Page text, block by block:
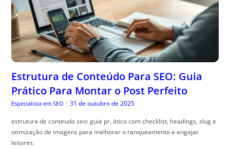
Estrutura de Conteúdo Para SEO: Guia
Prático Para Montar o Post Perfeito
Especialista em SEO | 31 de outubro de 2025
estrutura de conteudo seo: guia pr, ático com checklist, headings, slug e
otimização de imagens para melhorar o ranqueamento e engajar
leitores.